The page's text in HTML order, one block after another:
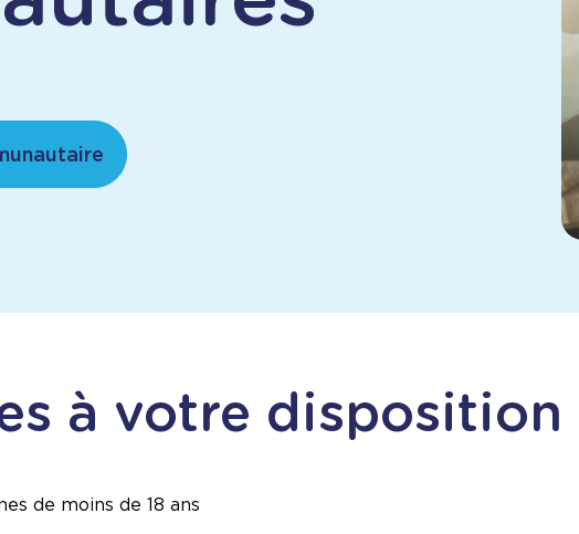
à votre disposition
de moins de 18 ans